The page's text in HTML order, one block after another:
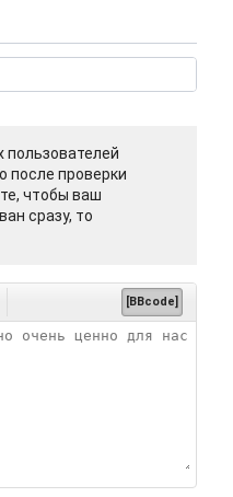
после проверки
чтобы ваш
сразу, то
[BBcode]